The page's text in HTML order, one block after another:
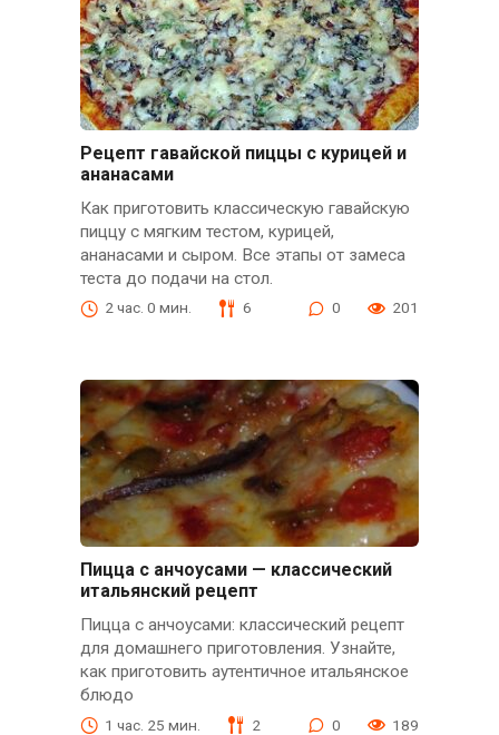
Рецепт гавайской пиццы с курицей и
ананасами
Как приготовить классическую гавайскую
пиццу с мягким тестом, курицей,
ананасами и сыром. Все этапы от замеса
теста до подачи на стол.
2 час. 0 мин. 6 0 201
Пицца с анчоусами — классический
итальянский рецепт
Пицца с анчоусами: классический рецепт
для домашнего приготовления. Узнайте,
как приготовить аутентичное итальянское
блюдо
1 час. 25 мин. 2 0 189